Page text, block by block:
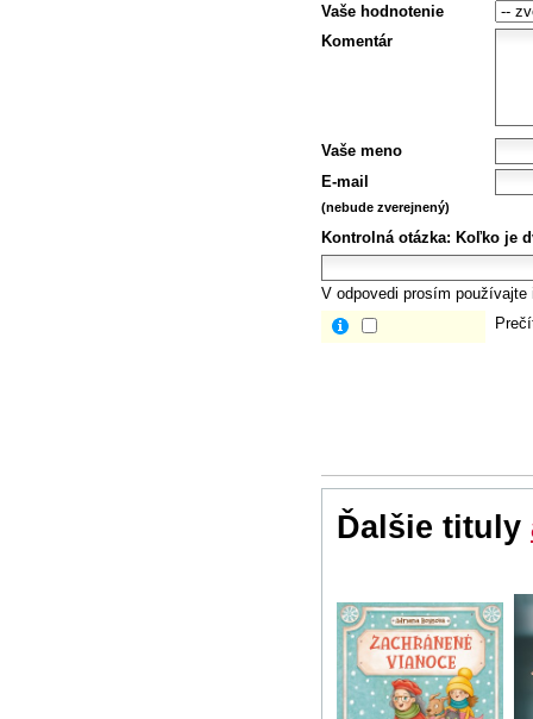
Vaše hodnotenie
Komentár
Vaše meno
E-mail
(nebude zverejnený)
Kontrolná otázka: Koľko je
V odpovedi prosím
Ďalšie tituly